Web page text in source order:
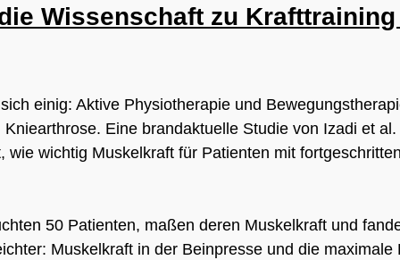
Wissenschaft zu
einig: Aktive Physiotherapie und
Eine brandaktuelle Studie von Izadi et
wie wichtig Muskelkraft für Patienten mit
50 Patienten, maßen deren Muskelkraft und
Muskelkraft in der Beinpresse und die